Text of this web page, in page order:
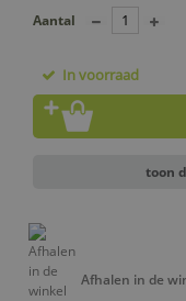
Aantal
In voorraad
toon
Afhalen in de